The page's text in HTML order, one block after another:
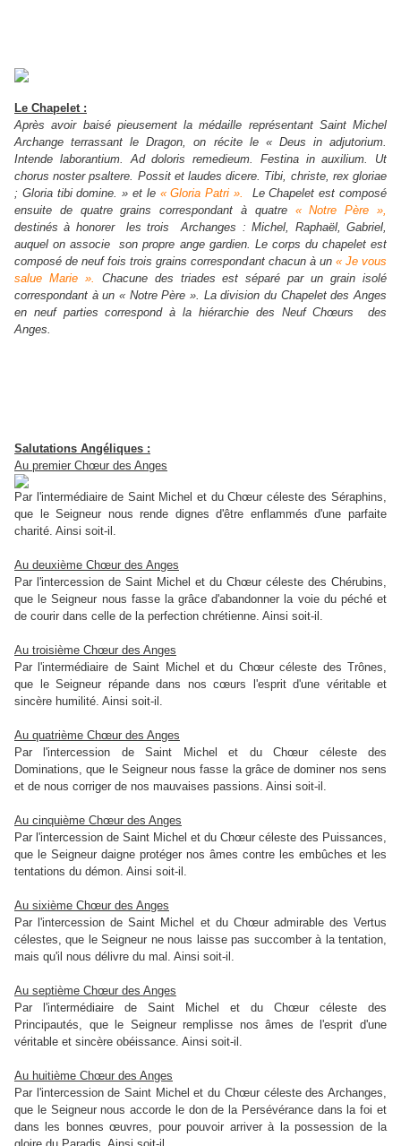
Le Chapelet :
Après avoir baisé pieusement la médaille représentant Saint Michel
Archange terrassant le Dragon, on récite le « Deus in adjutorium.
Intende laborantium. Ad doloris remedieum. Festina in auxilium. Ut
chorus noster psaltere. Possit et laudes dicere. Tibi, christe, rex gloriae
; Gloria tibi domine. » et le « Gloria Patri ».
Le Chapelet est composé
ensuite de quatre grains correspondant à quatre « Notre Père »,
destinés à honorer les trois Archanges : Michel, Raphaël, Gabriel,
auquel on associe son propre ange gardien. Le corps du chapelet est
composé de neuf fois trois grains correspondant chacun à un « Je vous
salue Marie ».
Chacune des triades est séparé par un grain isolé
correspondant à un « Notre Père ». La division du Chapelet des Anges
en neuf parties correspond à la hiérarchie des Neuf Chœurs des
Anges.
Salutations Angéliques :
Au premier Chœur des Anges
Par l'intermédiaire de Saint Michel et du Chœur céleste des Séraphins,
que le Seigneur nous rende dignes d'être enflammés d'une parfaite
charité. Ainsi soit-il.
Au deuxième Chœur des Anges
Par l'intercession de Saint Michel et du Chœur céleste des Chérubins,
que le Seigneur nous fasse la grâce d'abandonner la voie du péché et
de courir dans celle de la perfection chrétienne. Ainsi soit-il.
Au troisième Chœur des Anges
Par l'intermédiaire de Saint Michel et du Chœur céleste des Trônes,
que le Seigneur répande dans nos cœurs l'esprit d'une véritable et
sincère humilité. Ainsi soit-il.
Au quatrième Chœur des Anges
Par l'intercession de Saint Michel et du Chœur céleste des
Dominations, que le Seigneur nous fasse la grâce de dominer nos sens
et de nous corriger de nos mauvaises passions. Ainsi soit-il.
Au cinquième Chœur des Anges
Par l'intercession de Saint Michel et du Chœur céleste des Puissances,
que le Seigneur daigne protéger nos âmes contre les embûches et les
tentations du démon. Ainsi soit-il.
Au sixième Chœur des Anges
Par l'intercession de Saint Michel et du Chœur admirable des Vertus
célestes, que le Seigneur ne nous laisse pas succomber à la tentation,
mais qu'il nous délivre du mal. Ainsi soit-il.
Au septième Chœur des Anges
Par l'intermédiaire de Saint Michel et du Chœur céleste des
Principautés, que le Seigneur remplisse nos âmes de l'esprit d'une
véritable et sincère obéissance. Ainsi soit-il.
Au huitième Chœur des Anges
Par l'intercession de Saint Michel et du Chœur céleste des Archanges,
que le Seigneur nous accorde le don de la Persévérance dans la foi et
dans les bonnes œuvres, pour pouvoir arriver à la possession de la